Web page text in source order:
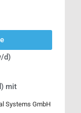
d)
mit
Systems GmbH